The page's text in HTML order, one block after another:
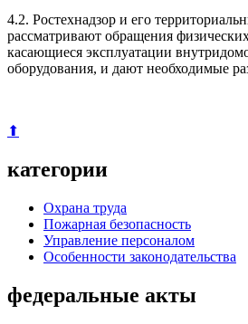
4.2. Ростехнадзор и его
рассматривают обращения
касающиеся эксплуатации
оборудования, и дают необходимые
⬆
категории
Охрана труда
Пожарная безопасность
Управление персоналом
Особенности законодательства
федеральные акты